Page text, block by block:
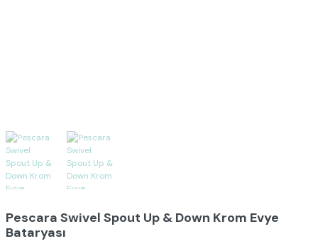
Pescara Swivel Spout Up & Down Krom Evye
Bataryası